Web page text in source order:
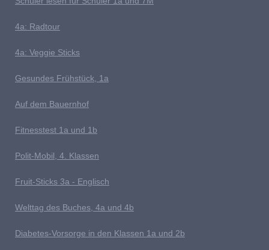
4a: Radtour
4a: Veggie Sticks
Gesundes Frühstück, 1a
Auf dem Bauernhof
Fitnesstest 1a und 1b
Polit-Mobil, 4. Klassen
Fruit-Sticks 3a - Englisch
Welttag des Buches, 4a und 4b
Diabetes-Vorsorge in den Klassen 1a und 2b